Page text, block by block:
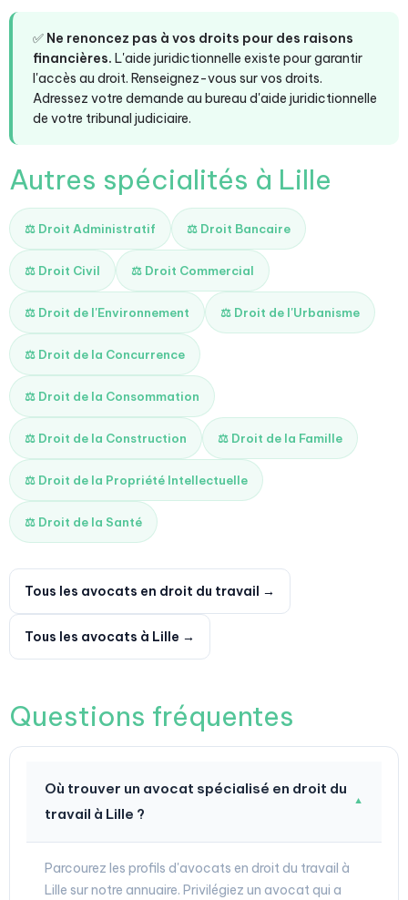
✅ Ne renoncez pas à vos droits pour des raisons
financières. L'aide juridictionnelle existe pour garantir
l'accès au droit. Renseignez-vous sur vos droits.
Adressez votre demande au bureau d'aide juridictionnelle
de votre tribunal judiciaire.
Autres spécialités à Lille
⚖️ Droit Administratif ⚖️ Droit Bancaire
⚖️ Droit Civil ⚖️ Droit Commercial
⚖️ Droit de l'Environnement ⚖️ Droit de l'Urbanisme
⚖️ Droit de la Concurrence
⚖️ Droit de la Consommation
⚖️ Droit de la Construction ⚖️ Droit de la Famille
⚖️ Droit de la Propriété Intellectuelle
⚖️ Droit de la Santé
Tous les avocats en droit du travail →
Tous les avocats à Lille →
Questions fréquentes
Où trouver un avocat spécialisé en droit du
travail à Lille ?
▼
Parcourez les profils d'avocats en droit du travail à
Lille sur notre annuaire. Privilégiez un avocat qui a